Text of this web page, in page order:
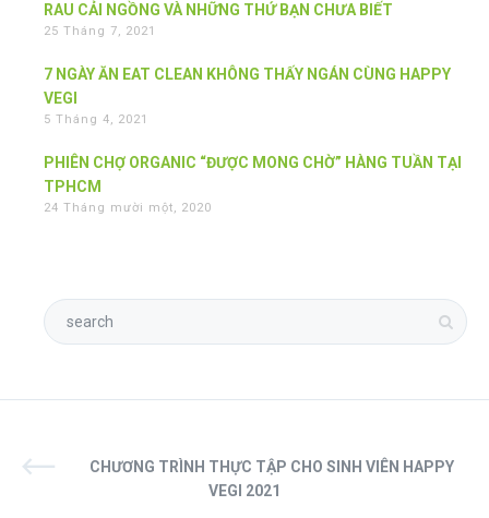
RAU CẢI NGỒNG VÀ NHỮNG THỨ BẠN CHƯA BIẾT
25 Tháng 7, 2021
7 NGÀY ĂN EAT CLEAN KHÔNG THẤY NGÁN CÙNG HAPPY
VEGI
5 Tháng 4, 2021
PHIÊN CHỢ ORGANIC “ĐƯỢC MONG CHỜ” HÀNG TUẦN TẠI
TPHCM
24 Tháng mười một, 2020
CHƯƠNG TRÌNH THỰC TẬP CHO SINH VIÊN HAPPY
VEGI 2021